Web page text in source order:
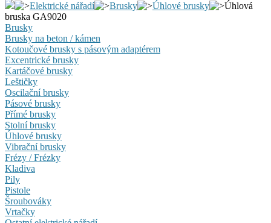
Elektrické nářadí Brusky Úhlové brusky
Úhlová
bruska GA9020
Brusky
Brusky na beton / kámen
Kotoučové brusky s pásovým adaptérem
Excentrické brusky
Kartáčové brusky
Leštičky
Oscilační brusky
Pásové brusky
Přímé brusky
Stolní brusky
Úhlové brusky
Vibrační brusky
Frézy / Frézky
Kladiva
Pily
Pistole
Šroubováky
Vrtačky